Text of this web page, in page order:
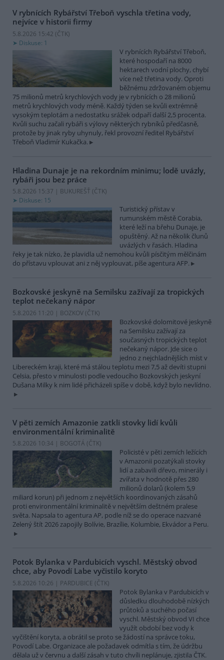
V rybnících Rybářství Třeboň vyschla třetina vody,
nejvíce v historii firmy
5.8.2026 15:42 (ČTK)
Diskuse: 1
V rybnících Rybářství Třeboň,
které hospodaří na 8000
hektarech vodní plochy, chybí
více než třetina vody. Oproti
běžnému zdržovaném objemu
75 milionů metrů krychlových vody je v rybnících o 28 milionů
metrů krychlových vody méně. Každý týden se kvůli extrémně
vysokým teplotám a nedostatku srážek odpaří další 2,5 procenta.
Kvůli suchu začali rybáři s výlovy některých rybníků předčasně,
protože by jinak ryby uhynuly, řekl provozní ředitel Rybářství
Třeboň Vladimír Kukačka.
Hladina Dunaje je na rekordním minimu; lodě uvázly,
rybáři jsou bez práce
5.8.2026 15:37 | BUKUREŠŤ (ČTK)
Diskuse: 15
Turistický přístav v
rumunském městě Corabia,
které leží na břehu Dunaje, je
opuštěný. Až na několik člunů
uvázlých v řasách. Hladina
řeky je tak nízko, že plavidla už nemohou kvůli písčitým mělčinám
do přístavu vplouvat ani z něj vyplouvat, píše agentura AFP.
Bozkovské jeskyně na Semilsku zažívají za tropických
teplot nečekaný nápor
5.8.2026 11:20 | BOZKOV (ČTK)
Bozkovské dolomitové jeskyně
na Semilsku zažívají za
současných tropických teplot
nečekaný nápor. Jde sice o
jedno z nejchladnějších míst v
Libereckém kraji, které má stálou teplotu mezi 7,5 až devíti stupni
Celsia, přesto v minulosti podle vedoucího Bozkovských jeskyní
Dušana Milky k nim lidé přicházeli spíše v době, když bylo nevlídno.
V pěti zemích Amazonie zatkli stovky lidí kvůli
environmentální kriminalitě
5.8.2026 10:34 | BOGOTÁ (ČTK)
Policisté v pěti zemích ležících
v Amazonii pozatýkali stovky
lidí a zabavili dřevo, minerály i
zvířata v hodnotě přes 280
milionů dolarů (kolem 5,9
miliard korun) při jednom z největších koordinovaných zásahů
proti environmentální kriminalitě v největším deštném pralese
světa. Napsala to agentura AP, podle níž se do operace nazvané
Zelený štít 2026 zapojily Bolívie, Brazílie, Kolumbie, Ekvádor a Peru.
Potok Bylanka v Pardubicích vyschl. Městský obvod
chce, aby Povodí Labe vyčistilo koryto
5.8.2026 10:26 | PARDUBICE (ČTK)
Potok Bylanka v Pardubicích v
důsledku dlouhodobě nízkých
průtoků a suchého počasí
vyschl. Městský obvod VI chce
využít období bez vody k
vyčištění koryta, a obrátil se proto se žádostí na správce toku,
Povodí Labe. Organizace ale požadavek odmítla s tím, že údržbu
dělala už v červnu a další zásah v tuto chvíli neplánuje, zjistila ČTK.